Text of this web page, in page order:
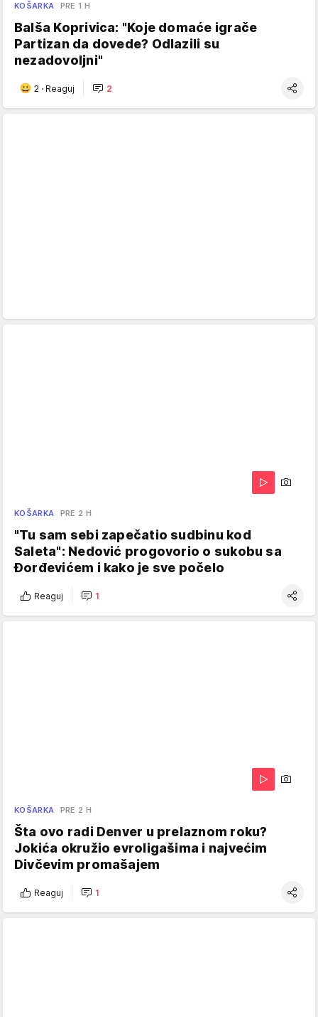
KOŠARKA PRE 1 H
Balša Koprivica: "Koje domaće igrače
Partizan da dovede? Odlazili su
nezadovoljni"
2 · Reaguj 2
KOŠARKA PRE 2 H
"Tu sam sebi zapečatio sudbinu kod
Saleta": Nedović progovorio o sukobu sa
Đorđevićem i kako je sve počelo
Reaguj 1
KOŠARKA PRE 2 H
Šta ovo radi Denver u prelaznom roku?
Jokića okružio evroligašima i najvećim
Divčevim promašajem
Reaguj 1